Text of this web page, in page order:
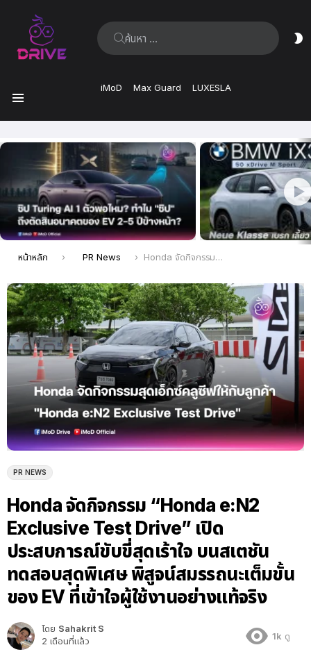
ค้นหา:
iMoD Max Guard LUXESLA
ล่าสุด
คุณอยู่ที่นี่:
หน้าหลัก PR News Honda จัดกิจกรรม “Honda e:N2 Exclusive Test Drive” เปิดประสบการณ์ขับขี่สุดเร้าใจ บนสเตชันทดสอบสุดพิเศษ พิสูจน์สมรรถนะเต็มขั้นของ EV ที่เข้าใจผู้ใช้งานอย่างแท้จริง
PR NEWS
Honda จัดกิจกรรม “Honda e:N2
Exclusive Test Drive” เปิด
ประสบการณ์ขับขี่สุดเร้าใจ บนสเตชัน
ทดสอบสุดพิเศษ พิสูจน์สมรรถนะเต็มขั้น
ของ EV ที่เข้าใจผู้ใช้งานอย่างแท้จริง
โดย Sahakrit S
2 เดือนที่แล้ว
1k ดู